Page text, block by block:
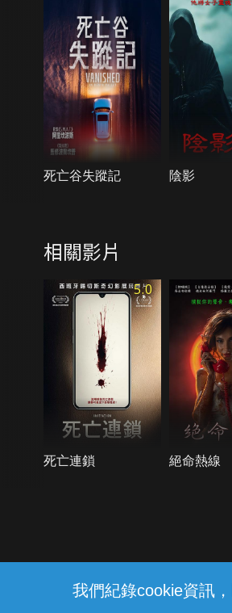
我們紀錄cookie資訊
死亡谷失蹤記 陰影
相關影片
5.0
死亡連鎖 絕命熱線